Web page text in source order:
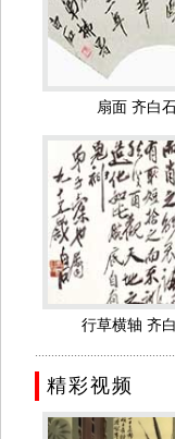
艺术特色
齐白石主张艺术“
蔬花 鸟虫鱼为工绝
了中国现代花鸟画
齐白石在绘画艺术
细；他还推崇徐渭
神；篆刻独出手眼
齐白石的画，反对
他的题句非常诙谐
摇摇两面白，官袍
奇恣肆，为近现代
练、高度概括的齐派
齐白石绘画最大的
扇面 齐白
行草横轴 齐
精彩视频